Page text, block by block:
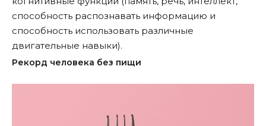
способность распознавать информацию и
способность использовать различные
двигательные навыки).
Рекорд человека без пищи